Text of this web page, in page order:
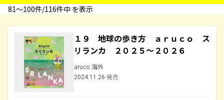
81〜100件/116件中 を表示
１９ 地球の歩き方 ａｒｕｃｏ ス
リランカ ２０２５～２０２６
aruco 海外
2024.11.26 発売